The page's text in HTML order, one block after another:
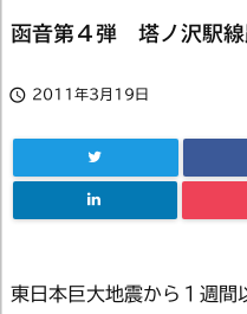
函音第４弾 塔ノ沢駅線
 2011年3月19日
東日本巨大地震から１週間